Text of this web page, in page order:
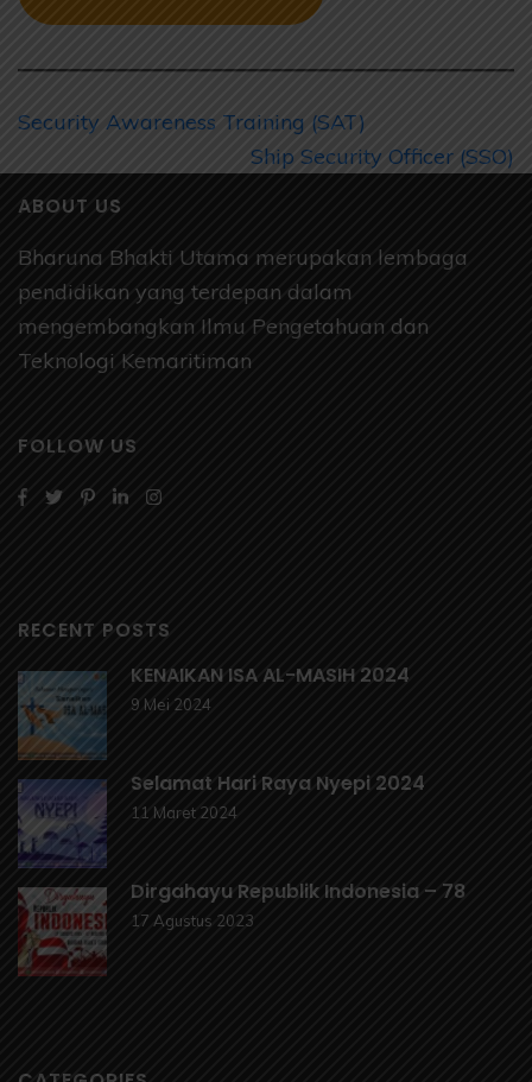
Security Awareness Training (SAT)
Ship Security Officer (SSO)
ABOUT US
Bharuna Bhakti Utama merupakan lembaga
pendidikan yang terdepan dalam
mengembangkan Ilmu Pengetahuan dan
Teknologi Kemaritiman
FOLLOW US
RECENT POSTS
KENAIKAN ISA AL-MASIH 2024
9 Mei 2024
Selamat Hari Raya Nyepi 2024
11 Maret 2024
Dirgahayu Republik Indonesia – 78
17 Agustus 2023